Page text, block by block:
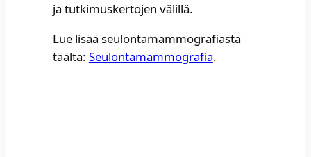
ja tut­ki­mus­ker­to­jen välil­lä.
Lue lisää seu­lon­ta­mam­mo­gra­fias­ta
tääl­tä: Seu­lon­ta­mam­mo­gra­fia.